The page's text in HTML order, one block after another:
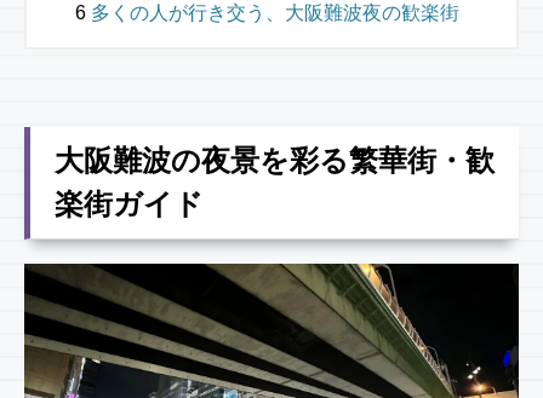
多くの人が行き交う、大阪難波夜の歓楽街
大阪難波の夜景を彩る繁華街・歓
楽街ガイド